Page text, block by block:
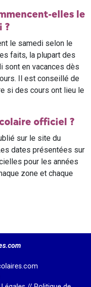
elles le
?
le samedi selon le
faits, la plupart des
sont en vacances dès
Il est conseillé de
si des cours ont lieu le
officiel ?
sur le site du
dates présentées sur
pour les années
zone et chaque